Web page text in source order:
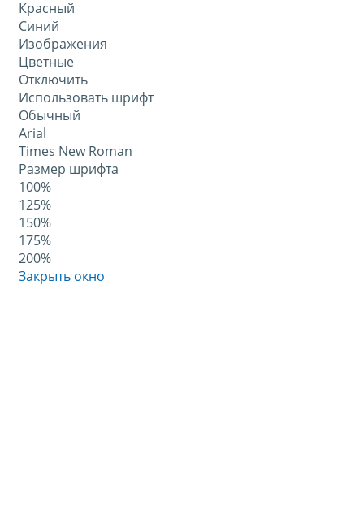
Красный
Синий
Изображения
Цветные
Отключить
Использовать шрифт
Обычный
Arial
Times New Roman
Размер шрифта
100%
125%
150%
175%
200%
Закрыть окно